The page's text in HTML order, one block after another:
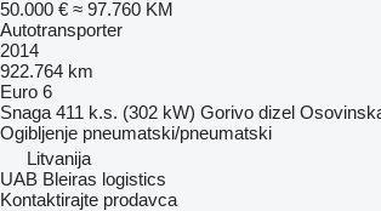
50.000 € ≈ 97.760 KM
Autotransporter
2014
922.764 km
Euro 6
Snaga 411 k.s. (302 kW) Gorivo dizel
Ogibljenje pneumatski/pneumatski
Litvanija
UAB Bleiras logistics
Kontaktirajte prodavca